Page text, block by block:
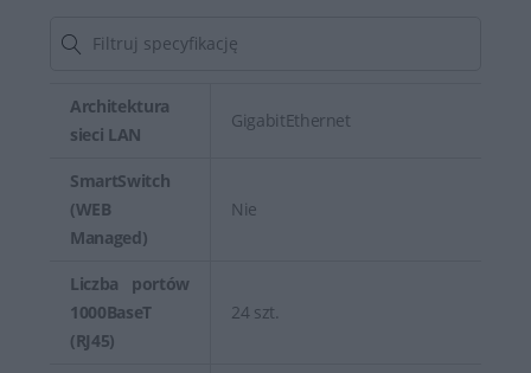
Architektura
sieci LAN
GigabitEthernet
SmartSwitch
(WEB
Managed)
Nie
Liczba portów
1000BaseT
(RJ45)
24 szt.